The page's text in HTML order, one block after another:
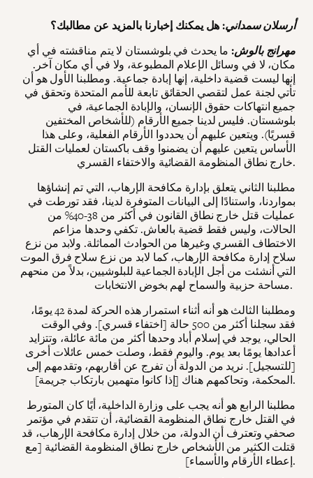
أرسلان سمداني: هل يمكنك إخبارنا بالمزيد عن مطالبك؟
مهرانج بالوش:ما يحدث في بلوشستان لا يتم مناقشته في أي
مكان، لا في وسائل الإعلام المطبوعة، ولا في أي مكان آخر.
إنها ليست قضية داخلية، إنها إبادة جماعية. ومطلبنا الأول هو أن
تأتي لجنة عمل لتقصي الحقائق تابعة للأمم المتحدة وتحقق في
جميع انتهاكات حقوق الإنسان، والإبادة الجماعية، في
بلوشستان. فليس لدينا جميع الأرقام (للأشخاص المختفين
قسريًا). ويتعين عليهم أن يحددوا الأرقام الفعلية، وعلى هذا
الأساس يتعين عليهم أن يضمنوا وقف باكستان لعمليات القتل
خارج نطاق المنظومة القضائية والاختفاء القسري.
مطلبنا الثاني يتعلق بإدارة مكافحة الإرهاب، التي تم إنشاؤها
بمواردنا، واستنادًا إلى البيانات المتوفرة لدينا، فقد تورطت في
عمليات قتل خارج نطاق القانون في أكثر من 38-40% من
الحالات، وليس فقط قضية بالعاش. تكفي وحدها مزاعم
الاختطاف القسري وغيرها من الحوادث المماثلة. ولابد من نزع
سلاح إدارة مكافحة الإرهاب، كما لابد من نزع سلاح فرق الموت
التي أنشئت من أجل الإبادة الجماعية للبلوشيين، بدلاً من منحهم
مساحة حزبية والسماح لهم بخوض الانتخابات.
ومطلبنا الثالث هو أنه أثناء استمرار هذه الحركة لمدة 42 يومًا،
فقد سجلنا أكثر من 500 حالة [اختفاء قسري]. وفي الوقت
الحالي، يوجد في إسلام أباد وحدها أكثر من مائة عائلة، وتتزايد
أعدادها يومًا بعد يوم. واليوم فقط، وصلت خمس عائلات أخرى
[للتسجيل]. نريد من الدولة أن تفرج عن أقاربهم، وتقدمهم إلى
المحكمة، وتحاكمهم هناك [إذا كانوا متهمين بارتكاب جريمة].
مطلبنا الرابع هو أنه يجب على وزارة الداخلية، أيًا كان المتورط
في القتل خارج نطاق المنظومة القضائية، أن تتقدم في مؤتمر
صحفي وتعترف أن الدولة، من خلال إدارة مكافحة الإرهاب، قد
قتلت الكثير من الأشخاص خارج نطاق المنظومة القضائية [مع
إعطاء الأرقام والأسماء].